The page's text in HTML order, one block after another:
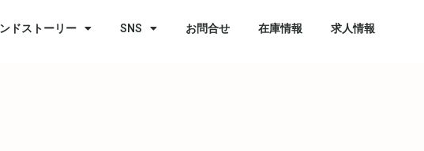
ドストーリー SNS お問合せ 在庫情報 求人情報